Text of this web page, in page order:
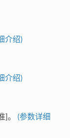
介绍)
介绍)
]。 (参数详细